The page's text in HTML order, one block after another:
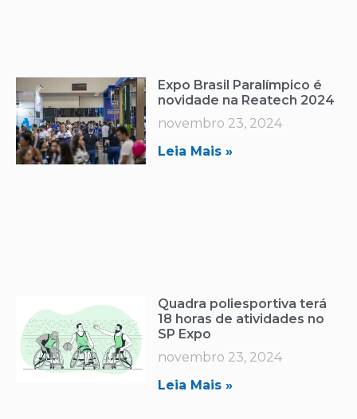
Expo Brasil Paralímpico é
novidade na Reatech 2024
novembro 23, 2024
Leia Mais »
Quadra poliesportiva terá
18 horas de atividades no
SP Expo
novembro 23, 2024
Leia Mais »